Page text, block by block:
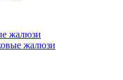
жалюзи
жалюзи